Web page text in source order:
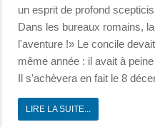
un esprit de profond
Dans les bureaux romains,
l'aventure !» Le concile
même année : il avait à
Il s'achèvera en fait le 8
LIRE LA SUITE...